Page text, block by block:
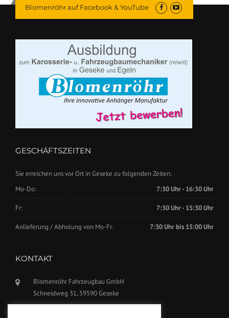
Blomenröhr auf Facebook & YouTube
GESCHÄFTSZEITEN
Sie erreichen uns vor Ort in Geseke zu folgenden Zeiten:
Mo-Do:
7:30 Uhr - 16:30 Uhr
Fr: 7:30 Uhr - 15:30 Uhr
Anlieferung / Abholung von Mo-Fr. 7:30 Uhr bis 15:00 Uhr
KONTAKT
Blomenröhr Fahrzeugbau GmbH
Schneidweg 31, 59590 Geseke